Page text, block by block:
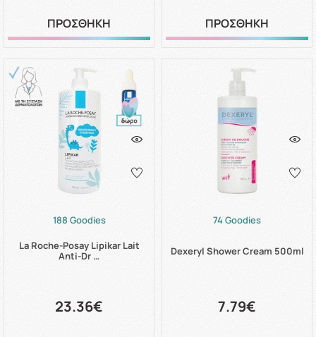
ΠΡΟΣΘΗΚΗ ΠΡΟΣΘΗΚΗ
188 Goodies
La Roche-Posay Lipikar Lait
Anti-Dr …
23.36€
74 Goodies
Dexeryl Shower Cream 500ml
7.79€